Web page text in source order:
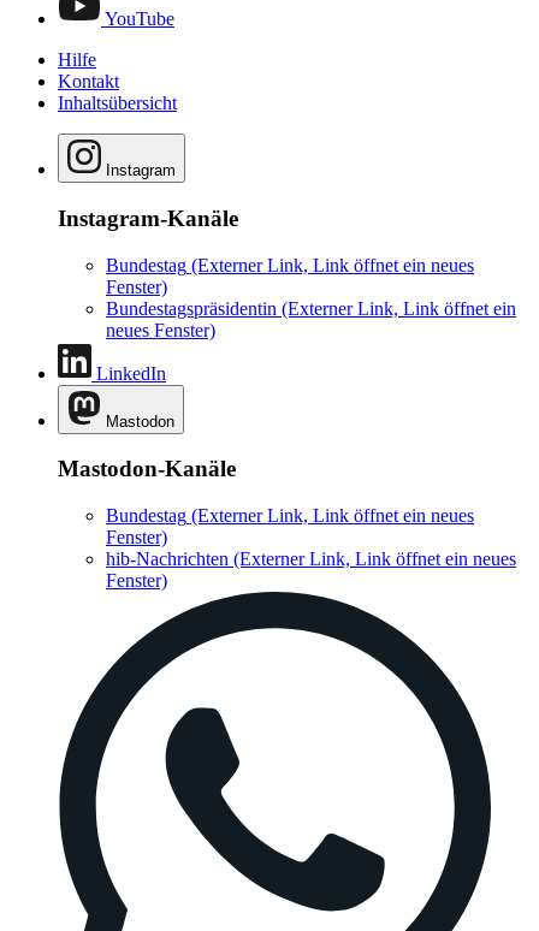
YouTube
Hilfe
Kontakt
Inhaltsübersicht
Instagram
Instagram-Kanäle
Bundestag (Externer Link, Link öffnet ein neues
Fenster)
Bundestagspräsidentin (Externer Link, Link öffnet ein
neues Fenster)
LinkedIn
Mastodon
Mastodon-Kanäle
Bundestag (Externer Link, Link öffnet ein neues
Fenster)
hib-Nachrichten (Externer Link, Link öffnet ein neues
Fenster)